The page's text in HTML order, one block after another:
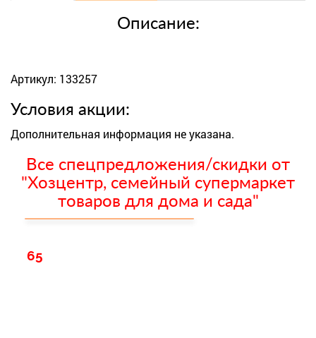
Описание:
Артикул: 133257
Условия акции:
Дополнительная информация не указана.
Все спецпредложения/скидки от
"Хозцентр, семейный супермаркет
товаров для дома и сада"
65